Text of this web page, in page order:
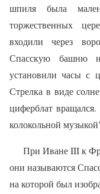
шпиля была
торжественных
входили через
Спасскую башню
установили часы с
Стрелка в виде
циферблат
колокольной
При Иване III к
они называются
на которой был